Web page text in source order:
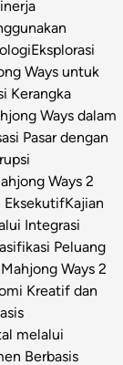
Eksplorasi
Ways untuk
Kerangka
Ways dalam
Pasar dengan
Ways 2
EksekutifKajian
Integrasi
Peluang
Ways 2
Kreatif dan
melalui
Berbasis